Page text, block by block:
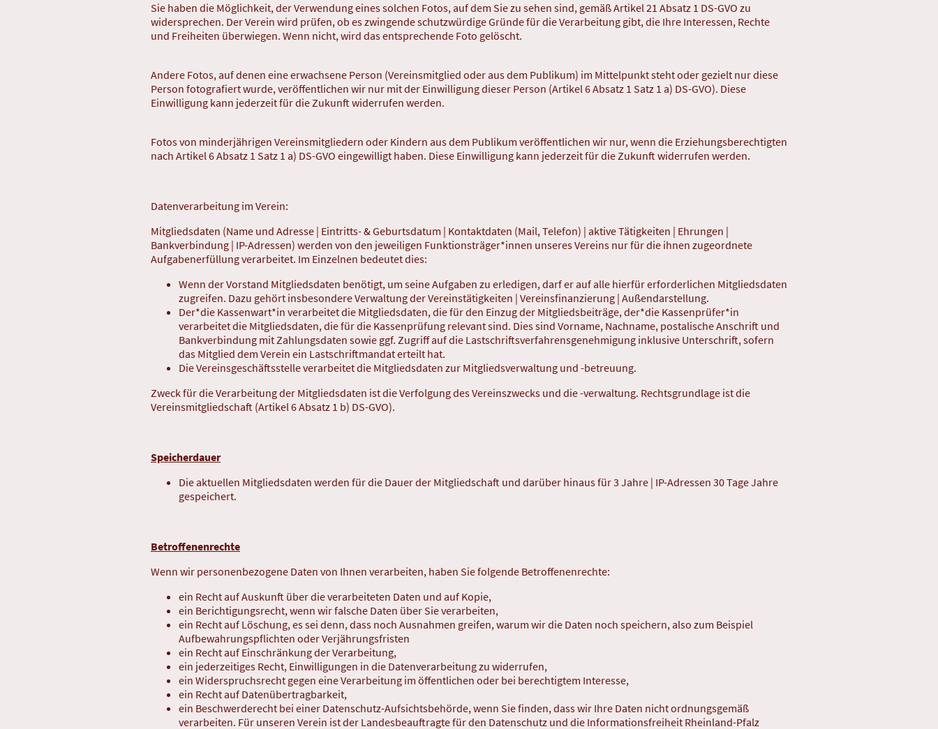
Sie haben die Möglichkeit, der Verwendung eines solchen Fotos, auf dem Sie zu sehen sind, gemäß Artikel 21 Absatz 1 DS-GVO zu
widersprechen. Der Verein wird prüfen, ob es zwingende schutzwürdige Gründe für die Verarbeitung gibt, die Ihre Interessen, Rechte
und Freiheiten überwiegen. Wenn nicht, wird das entsprechende Foto gelöscht.
Andere Fotos, auf denen eine erwachsene Person (Vereinsmitglied oder aus dem Publikum) im Mittelpunkt steht oder gezielt nur diese
Person fotografiert wurde, veröffentlichen wir nur mit der Einwilligung dieser Person (Artikel 6 Absatz 1 Satz 1 a) DS-GVO). Diese
Einwilligung kann jederzeit für die Zukunft widerrufen werden.
Fotos von minderjährigen Vereinsmitgliedern oder Kindern aus dem Publikum veröffentlichen wir nur, wenn die Erziehungsberechtigten
nach Artikel 6 Absatz 1 Satz 1 a) DS-GVO eingewilligt haben. Diese Einwilligung kann jederzeit für die Zukunft widerrufen werden.
Datenverarbeitung im Verein:
Mitgliedsdaten (Name und Adresse | Eintritts- & Geburtsdatum | Kontaktdaten (Mail, Telefon) | aktive Tätigkeiten | Ehrungen |
Bankverbindung | IP-Adressen) werden von den jeweiligen Funktionsträger*innen unseres Vereins nur für die ihnen zugeordnete
Aufgabenerfüllung verarbeitet. Im Einzelnen bedeutet dies:
Wenn der Vorstand Mitgliedsdaten benötigt, um seine Aufgaben zu erledigen, darf er auf alle hierfür erforderlichen Mitgliedsdaten
zugreifen. Dazu gehört insbesondere Verwaltung der Vereinstätigkeiten | Vereinsfinanzierung | Außendarstellung.
Der*die Kassenwart*in verarbeitet die Mitgliedsdaten, die für den Einzug der Mitgliedsbeiträge, der*die Kassenprüfer*in
verarbeitet die Mitgliedsdaten, die für die Kassenprüfung relevant sind. Dies sind Vorname, Nachname, postalische Anschrift und
Bankverbindung mit Zahlungsdaten sowie ggf. Zugriff auf die Lastschriftsverfahrensgenehmigung inklusive Unterschrift, sofern
das Mitglied dem Verein ein Lastschriftmandat erteilt hat.
Die Vereinsgeschäftsstelle verarbeitet die Mitgliedsdaten zur Mitgliedsverwaltung und -betreuung.
Zweck für die Verarbeitung der Mitgliedsdaten ist die Verfolgung des Vereinszwecks und die -verwaltung. Rechtsgrundlage ist die
Vereinsmitgliedschaft (Artikel 6 Absatz 1 b) DS-GVO).
Speicherdauer
Die aktuellen Mitgliedsdaten werden für die Dauer der Mitgliedschaft und darüber hinaus für 3 Jahre | IP-Adressen 30 Tage Jahre
gespeichert.
Betroffenenrechte
Wenn wir personenbezogene Daten von Ihnen verarbeiten, haben Sie folgende Betroffenenrechte:
ein Recht auf Auskunft über die verarbeiteten Daten und auf Kopie,
ein Berichtigungsrecht, wenn wir falsche Daten über Sie verarbeiten,
ein Recht auf Löschung, es sei denn, dass noch Ausnahmen greifen, warum wir die Daten noch speichern, also zum Beispiel
Aufbewahrungspflichten oder Verjährungsfristen
ein Recht auf Einschränkung der Verarbeitung,
ein jederzeitiges Recht, Einwilligungen in die Datenverarbeitung zu widerrufen,
ein Widerspruchsrecht gegen eine Verarbeitung im öffentlichen oder bei berechtigtem Interesse,
ein Recht auf Datenübertragbarkeit,
ein Beschwerderecht bei einer Datenschutz-Aufsichtsbehörde, wenn Sie finden, dass wir Ihre Daten nicht ordnungsgemäß
verarbeiten. Für unseren Verein ist der Landesbeauftragte für den Datenschutz und die Informationsfreiheit Rheinland-Pfalz